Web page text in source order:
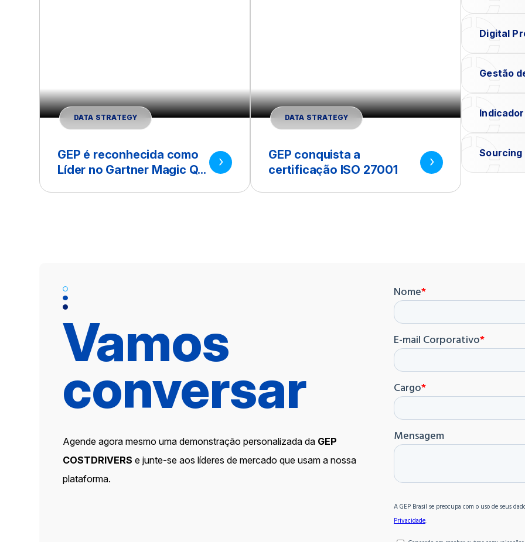
DATA STRATEGY
GEP é reconhecida como
Líder no Gartner Magic Q...
DATA STRATEGY
GEP conquista a
certificação ISO 27001
Digital
Gestão
Vamos
conversar
Agende agora mesmo uma demonstração personalizada da GEP
COSTDRIVERS e junte-se aos líderes de mercado que usam a nossa
plataforma.